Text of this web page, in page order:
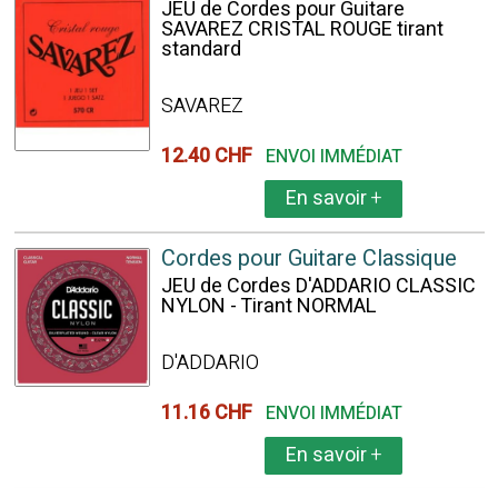
JEU de Cordes pour Guitare
SAVAREZ CRISTAL ROUGE tirant
standard
SAVAREZ
12.40 CHF ENVOI IMMÉDIAT
En savoir+
Cordes pour Guitare Classique
JEU de Cordes D'ADDARIO CLASSIC
NYLON - Tirant NORMAL
D'ADDARIO
11.16 CHF ENVOI IMMÉDIAT
En savoir+